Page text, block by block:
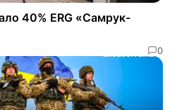
40% ERG «Самрук-
0